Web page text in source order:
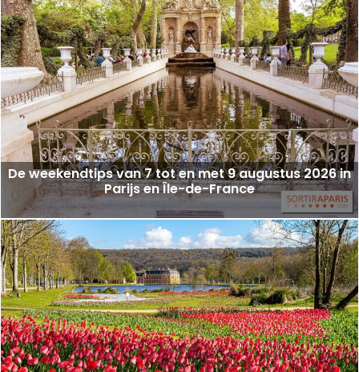
De weekendtips van 7 tot en met 9 augustus 2026 in
Parijs en Île-de-France